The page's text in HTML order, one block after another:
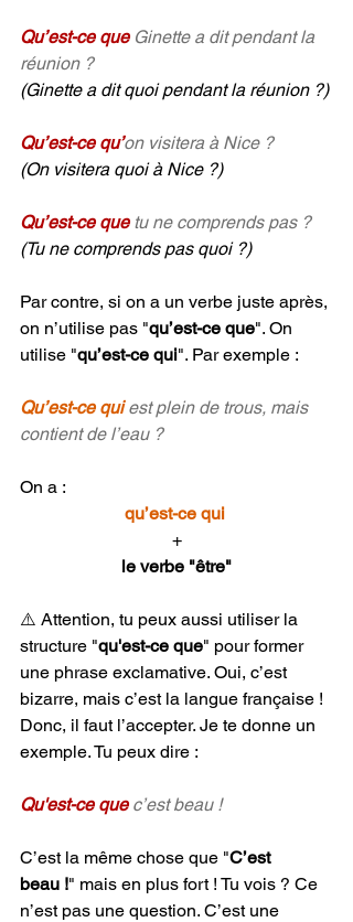
Qu’est-ce que Ginette a dit pendant la
réunion ?
(Ginette a dit quoi pendant la réunion ?)
Qu’est-ce qu’on visitera à Nice ?
(On visitera quoi à Nice ?)
Qu’est-ce que tu ne comprends pas ?
(Tu ne comprends pas quoi ?)
Par contre, si on a un verbe juste après,
on n’utilise pas "qu’est-ce que". On
utilise "qu’est-ce qui". Par exemple :
Qu’est-ce qui est plein de trous, mais
contient de l’eau ?
On a :
qu’est-ce qui
+
le verbe "être"
⚠️ Attention, tu peux aussi utiliser la
structure "qu'est-ce que" pour former
une phrase exclamative. Oui, c’est
bizarre, mais c’est la langue française !
Donc, il faut l’accepter. Je te donne un
exemple. Tu peux dire :
Qu'est-ce que c’est beau !
C’est la même chose que "C’est
beau !" mais en plus fort ! Tu vois ? Ce
n’est pas une question. C’est une